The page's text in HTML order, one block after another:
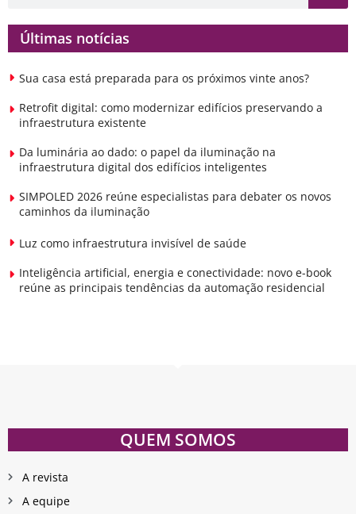
Últimas notícias
Sua casa está preparada para os próximos vinte anos?
Retrofit digital: como modernizar edifícios preservando a
infraestrutura existente
Da luminária ao dado: o papel da iluminação na
infraestrutura digital dos edifícios inteligentes
SIMPOLED 2026 reúne especialistas para debater os novos
caminhos da iluminação
Luz como infraestrutura invisível de saúde
Inteligência artificial, energia e conectividade: novo e-book
reúne as principais tendências da automação residencial
QUEM SOMOS
A revista
A equipe